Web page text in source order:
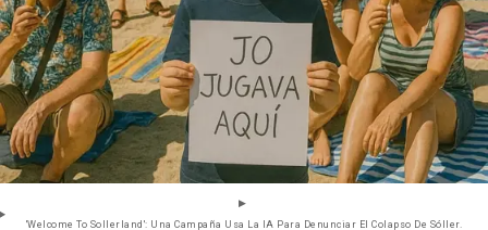
'Welcome To Sollerland': Una Campaña Usa La IA Para Denunciar El Colapso De Sóller.